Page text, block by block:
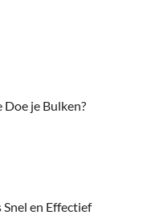
je Bulken?
en Effectief